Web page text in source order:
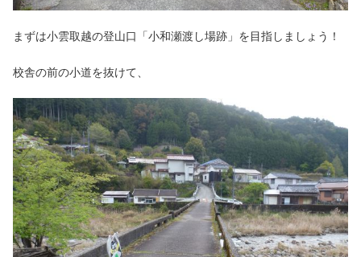
まずは小雲取越の登山口「小和瀬渡し場跡」を目指しましょう！
校舎の前の小道を抜けて、